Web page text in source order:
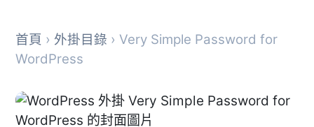
首頁 › 外掛目錄 › Very Simple Password for
WordPress